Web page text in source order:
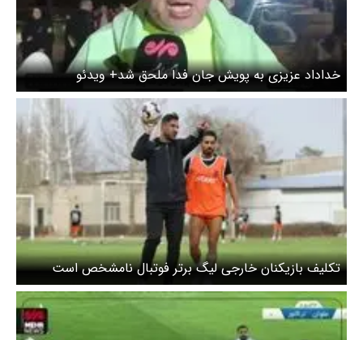
خداداد عزیزی به پویش جان فدا ملحق شد+ ویدئو
تکلیف بازیکنان خارجی لیگ برتر فوتبال نامشخص است